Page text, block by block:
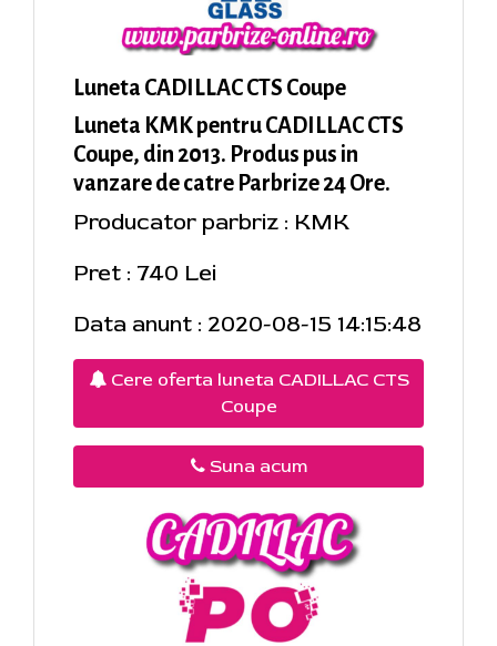
Luneta CADILLAC CTS Coupe
Luneta KMK pentru CADILLAC CTS
Coupe, din 2013. Produs pus in
vanzare de catre Parbrize 24 Ore.
Producator parbriz : KMK
Pret : 740 Lei
Data anunt : 2020-08-15 14:15:48
Cere oferta luneta CADILLAC CTS
Coupe
Suna acum